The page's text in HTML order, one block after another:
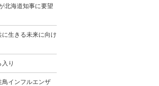
北海道知事に要望
に生きる未来に向け
り
鳥インフルエンザ